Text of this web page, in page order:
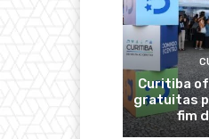
Curitiba
gratuitas
fim